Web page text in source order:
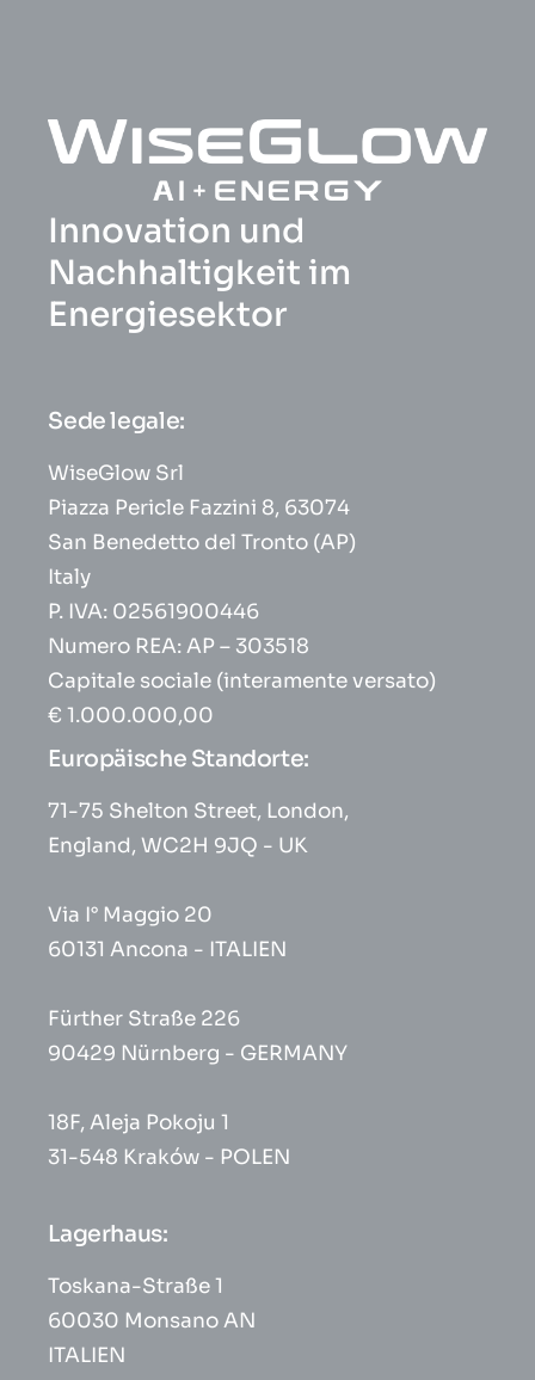
Innovation und
Nachhaltigkeit im
Energiesektor
Sede legale:
WiseGlow Srl
Piazza Pericle Fazzini 8, 63074
San Benedetto del Tronto (AP)
Italy
P. IVA: 02561900446
Numero REA: AP – 303518
Capitale sociale (interamente versato)
€ 1.000.000,00
Europäische Standorte:
71-75 Shelton Street, London,
England, WC2H 9JQ - UK
Via I° Maggio 20
60131 Ancona - ITALIEN
Fürther Straße 226
90429 Nürnberg - GERMANY
18F, Aleja Pokoju 1
31-548 Kraków - POLEN
Lagerhaus:
Toskana-Straße 1
60030 Monsano AN
ITALIEN